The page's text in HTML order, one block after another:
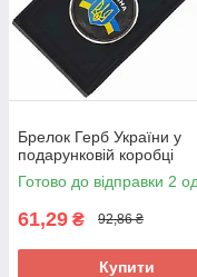
Брелок Герб України у
подарунковій коробці
Готово до відправки 2 од.
61,29 ₴ 92,86 ₴
Купити